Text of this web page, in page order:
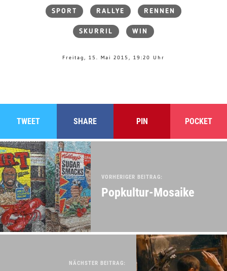
SPORT RALLYE RENNEN
SKURRIL WIN
Freitag, 15. Mai 2015, 19:20 Uhr
TWEET SHARE PIN POCKET
VORHERIGER BEITRAG:
Popkultur-Mosaike
NÄCHSTER BEITRAG: